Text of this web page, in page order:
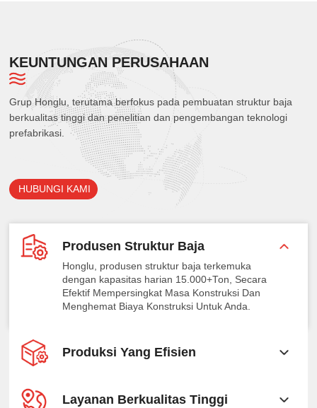
KEUNTUNGAN PERUSAHAAN
Grup Honglu, terutama berfokus pada pembuatan struktur baja
berkualitas tinggi dan penelitian dan pengembangan teknologi
prefabrikasi.
HUBUNGI KAMI
Produsen Struktur Baja
Honglu, produsen struktur baja terkemuka
dengan kapasitas harian 15.000+Ton, Secara
Efektif Mempersingkat Masa Konstruksi Dan
Menghemat Biaya Konstruksi Untuk Anda.
Produksi Yang Efisien
Layanan Berkualitas Tinggi